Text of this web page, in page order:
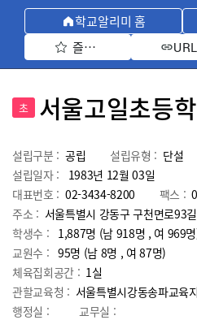
학교알리미 홈
즐겨찾기 선택
초 서울고일초등
설립구분 : 공립 설립유형 : 단설
설립일자 :
1983년 12월 03일
대표번호 : 02-3434-8200 팩스 :
주소 : 서울특별시 강동구 구천면로93
학생수 : 1,887명 (남 918명 , 여 969
교원수 : 95명 (남 8명 , 여87명)
체육집회공간 : 1실
관할교육청 : 서울특별시강동송파교육
행정실 :
교무실 :